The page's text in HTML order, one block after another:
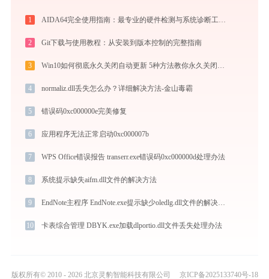
1
2 Git下载与使用教程：从安装到版本控制的完整指南
3
4 normaliz.dll丢失怎么办？详细解决方法-金山毒霸
5 错误码0xc000000e完美修复
6 应用程序无法正常启动0xc000007b
7 WPS Office错误报告 transerr.exe错误码0xc000000d处理办法
8 系统提示缺失aifm.dll文件的解决方法
9 EndNote主程序 EndNote.exe提示缺少oledlg.dll文件的解决办法
10 卡表综合管理 DBYK.exe加载dlportio.dll文件丢失处理办法
版权所有© 2010 - 2026 北京灵豹智能科技有限公司 京ICP备2025133740号-18